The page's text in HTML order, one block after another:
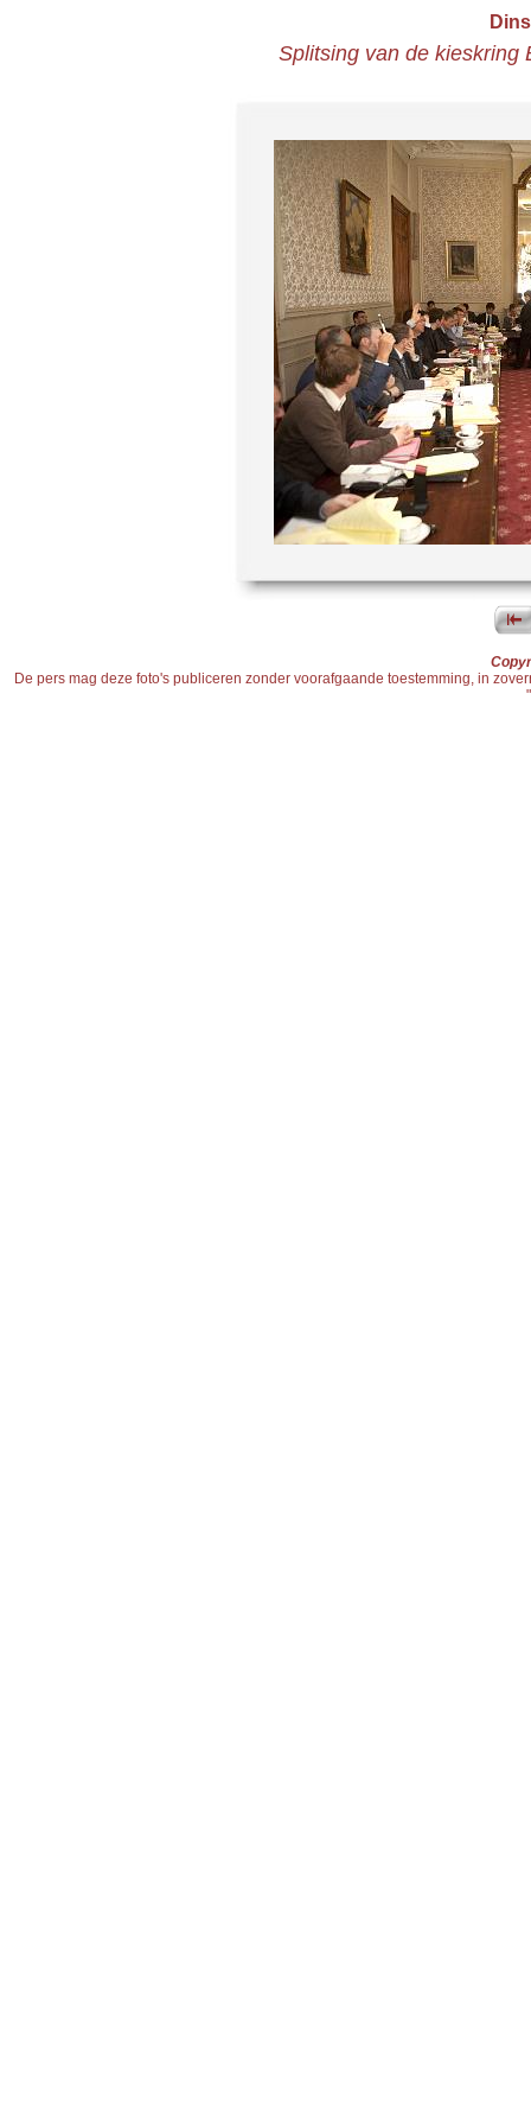
Splitsing van de kieskring
De pers mag deze foto's publiceren zonder voorafgaande toestemming, in